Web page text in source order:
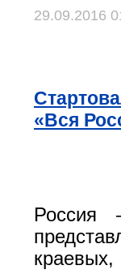
29.09.2016
«Вся
Россия